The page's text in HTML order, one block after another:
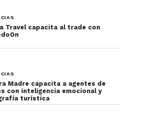
como el Parque Museo La
por el poeta Carlos Pellicer,
conservar y exhibir el arte
en
más importantes que todo
de conocer.
Travel capacita al trade con
Madre capacita a agentes de
con inteligencia emocional y
turística